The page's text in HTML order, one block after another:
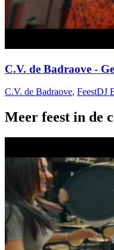
C.V. de Badraove -
C.V. de Badraove, FeestDJ
Meer feest in de